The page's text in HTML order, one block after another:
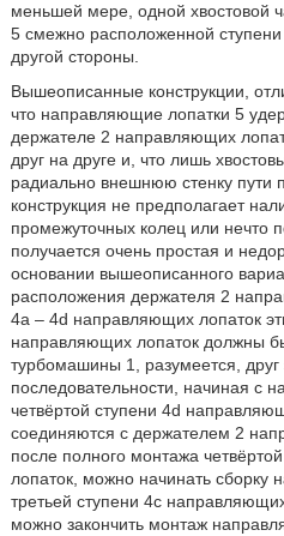
меньшей мере, одной хвостовой
5 смежно расположенной
другой стороны.
Вышеописанные конструкции,
что направляющие лопатки 5
держателе 2 направляющих
друг на друге и, что лишь
радиально внешнюю стенку пути
конструкция не предполагает
промежуточных колец или нечто
получается очень простая и
основании вышеописанного
расположения держателя 2
4а – 4d направляющих лопаток
направляющих лопаток должны
турбомашины 1, разумеется,
последовательности, начиная с
четвёртой ступени 4d
соединяются с держателем 2
после полного монтажа
лопаток, можно начинать сборку
третьей ступени 4с
можно закончить монтаж